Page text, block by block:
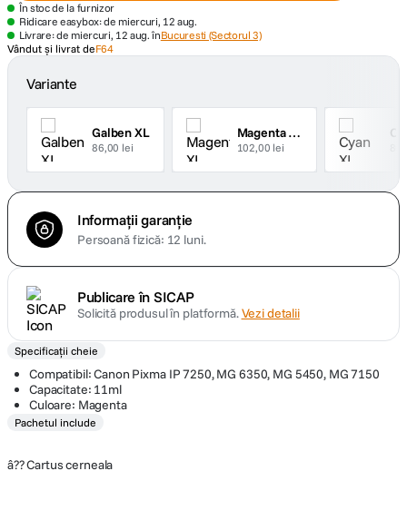
7. card memorie
9. dji osmo
10. insta 360
În stoc de la furnizor
Ridicare easybox: de miercuri, 12 aug.
Livrare: de miercuri, 12 aug. înBucuresti (Sectorul 3)
Vândut și livrat deF64
Variante
Galben XL
86,00 lei
Magenta XL
102,00 lei
Informații garanție
Persoană fizică: 12 luni.
Publicare în SICAP
Solicită produsul în platformă.Vezi detalii
Specificații cheie
Compatibil: Canon Pixma IP 7250, MG 6350, MG 5450, MG 7150
Capacitate: 11ml
Culoare: Magenta
Pachetul include
â?? Cartus cerneala